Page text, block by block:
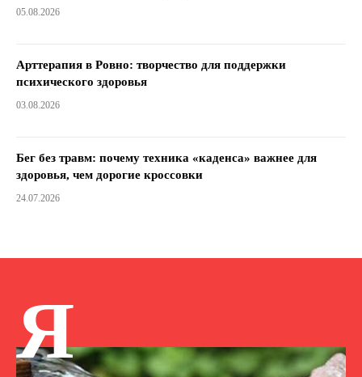
05.08.2026
Арттерапия в Ровно: творчество для поддержки
психического здоровья
03.08.2026
Бег без травм: почему техника «каденса» важнее для
здоровья, чем дорогие кроссовки
24.07.2026
Я